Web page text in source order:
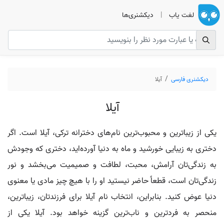
لغت یاب | دیکشنری‌ها
دیکشنری فارسی آیلا
آیلا
یکی از زیباترین و محبوب‌ترین نام‌های دخترانه ترکی، آیلا است. اگر
دختری به زیبایی خورشید و ماه به دنیا آورده‌اید، دختری که وجودش
به زندگی‌تان آرامش، محبت، لطافت و صمیمیت می‌بخشد و نور
زندگی‌تان است، قطعاً حاضر نیستید او را با هیچ چیز مادی یا معنوی
دنیا عوض کنید. بنابراین، انتخاب نام آیلا برای فرزندتان، زیباترین،
منحصر به فردترین و ناب‌ترین گزینه خواهد بود. آیلا یکی از